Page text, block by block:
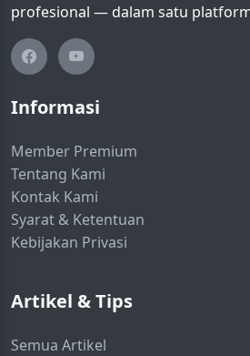
profesional — dalam satu
Informasi
Member Premium
Tentang Kami
Kontak Kami
Syarat & Ketentuan
Kebijakan Privasi
Artikel & Tips
Semua Artikel